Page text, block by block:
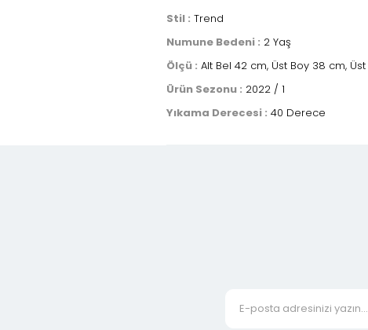
Stil : Trend
Numune Bedeni : 2 Yaş
Ölçü : Alt Bel 42 cm, Üst Boy 38 cm,
Ürün Sezonu : 2022 / 1
Yıkama Derecesi : 40 Derece